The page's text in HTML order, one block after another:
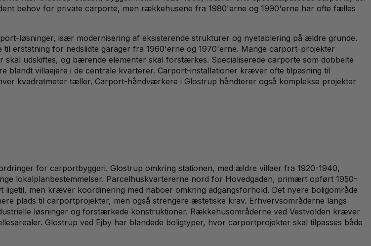
behov for private carporte, men rækkehusene fra 1980'erne og 1990'erne har ofte fælles
løsninger, især modernisering af eksisterende strukturer og nyetablering på ældre grunde.
erstatning for nedslidte garager fra 1960'erne og 1970'erne. Mange carport-projekter
udskiftes, og bærende elementer skal forstærkes. Specialiserede carporte som dobbelte
villaejere i de centrale kvarterer. Carport-installationer kræver ofte tilpasning til
kvadratmeter tæller. Carport-håndværkere i Glostrup håndterer også komplekse projekter
for carportbyggeri. Glostrup omkring stationen, med ældre villaer fra 1920-1940,
lokalplanbestemmelser. Parcelhuskvartererne nord for Hovedgaden, primært opført 1950-
men kræver koordinering med naboer omkring adgangsforhold. Det nyere boligområde
plads til carportprojekter, men også strengere æstetiske krav. Erhvervsområderne langs
løsninger og forstærkede konstruktioner. Rækkehusområderne ved Vestvolden kræver
Glostrup ved Ejby har blandede boligtyper, hvor carportprojekter skal tilpasses både